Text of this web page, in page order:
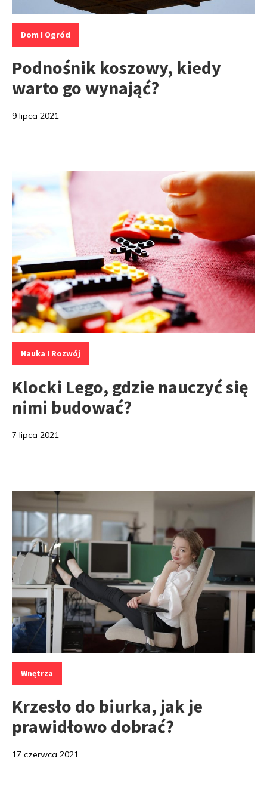
Kategorie:
Dom I Ogród
Podnośnik koszowy, kiedy
warto go wynająć?
9 lipca 2021
Kategorie:
Nauka I Rozwój
Klocki Lego, gdzie nauczyć się
nimi budować?
7 lipca 2021
Kategorie:
Wnętrza
Krzesło do biurka, jak je
prawidłowo dobrać?
17 czerwca 2021